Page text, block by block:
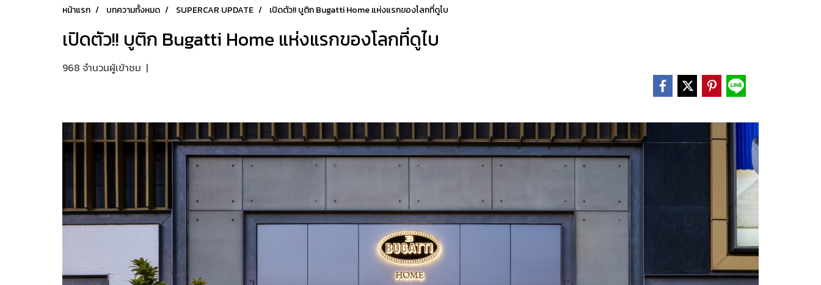
หน้าแรก บทความทั้งหมด SUPERCAR UPDATE เปิดตัว!! บูติก Bugatti Home แห่งแรกของโลกที่ดูไบ
เปิดตัว!! บูติก Bugatti Home แห่งแรกของโลกที่ดูไบ
968 จำนวนผู้เข้าชม |